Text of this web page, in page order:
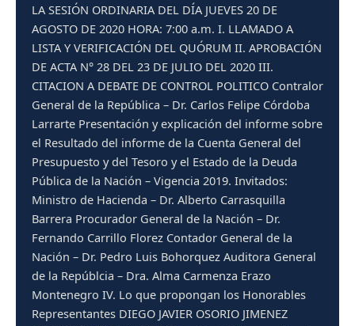
LA SESIÓN ORDINARIA DEL DÍA JUEVES 20 DE
AGOSTO DE 2020 HORA: 7:00 a.m. I. LLAMADO A
LISTA Y VERIFICACIÓN DEL QUÓRUM II. APROBACIÓN
DE ACTA N° 28 DEL 23 DE JULIO DEL 2020 III.
CITACION A DEBATE DE CONTROL POLITICO Contralor
General de la República – Dr. Carlos Felipe Córdoba
Larrarte Presentación y explicación del informe sobre
el Resultado del informe de la Cuenta General del
Presupuesto y del Tesoro y el Estado de la Deuda
Pública de la Nación – Vigencia 2019. Invitados:
Ministro de Hacienda – Dr. Alberto Carrasquilla
Barrera Procurador General de la Nación – Dr.
Fernando Carrillo Florez Contador General de la
Nación – Dr. Pedro Luis Bohorquez Auditora General
de la Repúblcia – Dra. Alma Carmenza Erazo
Montenegro IV. Lo que propongan los Honorables
Representantes DIEGO JAVIER OSORIO JIMENEZ